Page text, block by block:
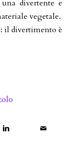
divertente e
vegetale.
il divertimento è